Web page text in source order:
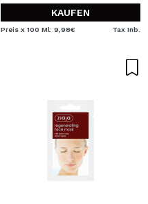
KAUFEN
Preis x 100 Ml: 9,98€ Tax Inb.